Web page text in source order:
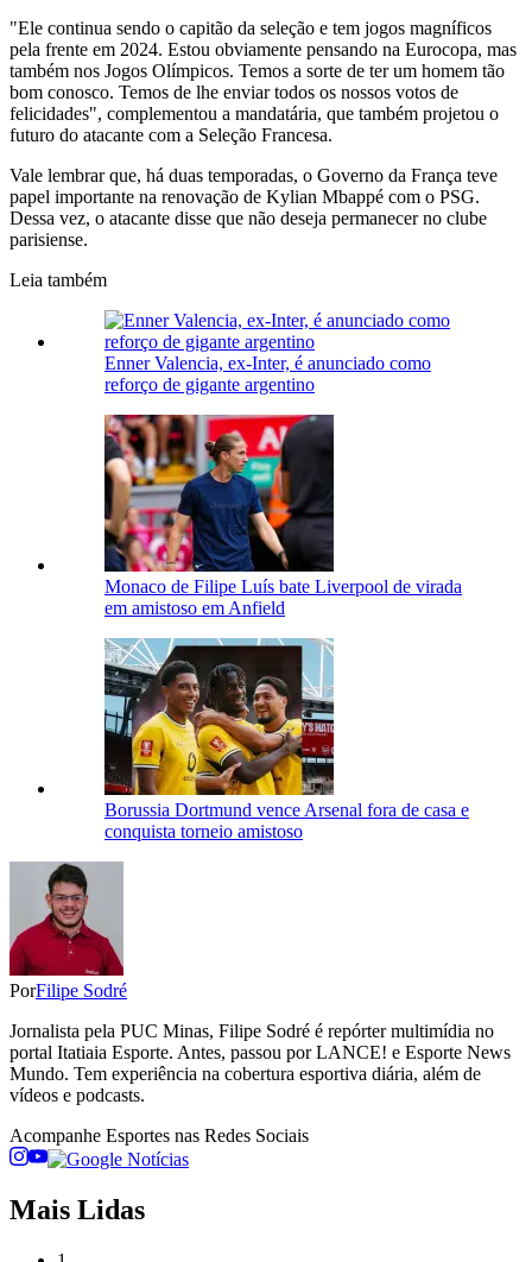
"Ele continua sendo o capitão da seleção e tem jogos magníficos
pela frente em 2024. Estou obviamente pensando na Eurocopa, mas
também nos Jogos Olímpicos. Temos a sorte de ter um homem tão
bom conosco. Temos de lhe enviar todos os nossos votos de
felicidades", complementou a mandatária, que também projetou o
futuro do atacante com a Seleção Francesa.
Vale lembrar que, há duas temporadas, o Governo da França teve
papel importante na renovação de Kylian Mbappé com o PSG.
Dessa vez, o atacante disse que não deseja permanecer no clube
parisiense.
Leia também
Enner Valencia, ex-Inter, é anunciado como
reforço de gigante argentino
Monaco de Filipe Luís bate Liverpool de virada
em amistoso em Anfield
Borussia Dortmund vence Arsenal fora de casa e
conquista torneio amistoso
PorFilipe Sodré
Jornalista pela PUC Minas, Filipe Sodré é repórter multimídia no
portal Itatiaia Esporte. Antes, passou por LANCE! e Esporte News
Mundo. Tem experiência na cobertura esportiva diária, além de
vídeos e podcasts.
Acompanhe Esportes nas Redes Sociais
Mais Lidas